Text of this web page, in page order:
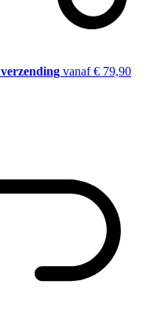
vanaf € 79,90